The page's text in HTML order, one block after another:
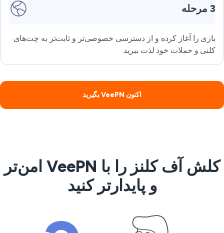
بازی را آغاز کرده و از دسترسی خصوصی‌تر و ثابت‌تر به چت‌های
کلنی و حملات خود لذت ببرید.
اکنون VeePN بگیرید
کلش آف کلنز را با VeePN امن‌تر
و پایدارتر کنید